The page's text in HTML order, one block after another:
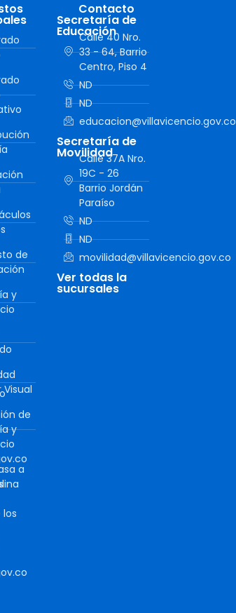
de
y
Visual
de
y
a
Contacto
Secretaría de
Educación
Calle 40 Nro.
33 - 64, Barrio
Centro, Piso 4
ND
ND
educacion@villavicencio.gov.co
Secretaría de
Movilidad
Calle 37A Nro.
19C - 26
Barrio Jordán
Paraíso
ND
ND
movilidad@villavicencio.gov.co
Ver todas la
sucursales